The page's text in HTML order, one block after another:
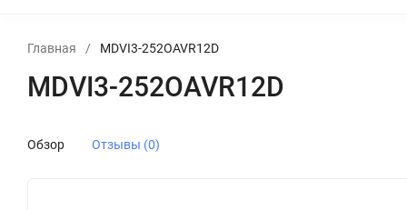
Главная / MDVI3-252OAVR12D
MDVI3-252OAVR12D
Обзор Отзывы (0)